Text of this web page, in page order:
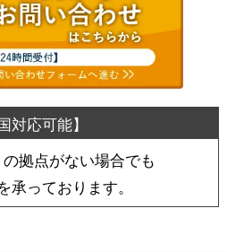
拠点がない場合でも
承っております。